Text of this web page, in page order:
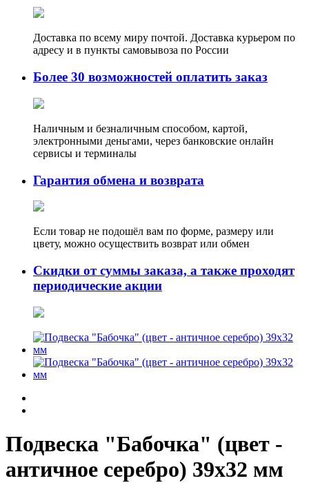
Доставка по всему миру почтой. Доставка курьером по
адресу и в пункты самовывоза по России
Более 30 возможностей оплатить заказ
Наличным и безналичным способом, картой,
электронными деньгами, через банковские онлайн
сервисы и терминалы
Гарантия обмена и возврата
Если товар не подошёл вам по форме, размеру или
цвету, можно осуществить возврат или обмен
Скидки от суммы заказа, а также проходят
периодические акции
Подвеска "Бабочка" (цвет -
античное серебро) 39х32 мм